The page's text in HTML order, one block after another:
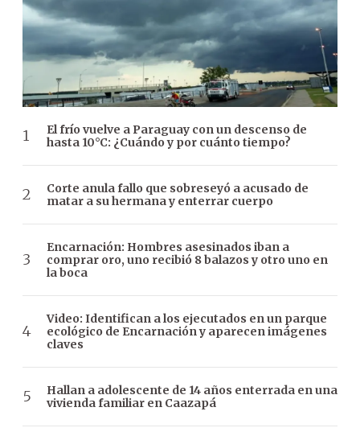
El frío vuelve a Paraguay con un descenso de
hasta 10°C: ¿Cuándo y por cuánto tiempo?
Corte anula fallo que sobreseyó a acusado de
matar a su hermana y enterrar cuerpo
Encarnación: Hombres asesinados iban a
comprar oro, uno recibió 8 balazos y otro uno en
la boca
Video: Identifican a los ejecutados en un parque
ecológico de Encarnación y aparecen imágenes
claves
Hallan a adolescente de 14 años enterrada en una
vivienda familiar en Caazapá